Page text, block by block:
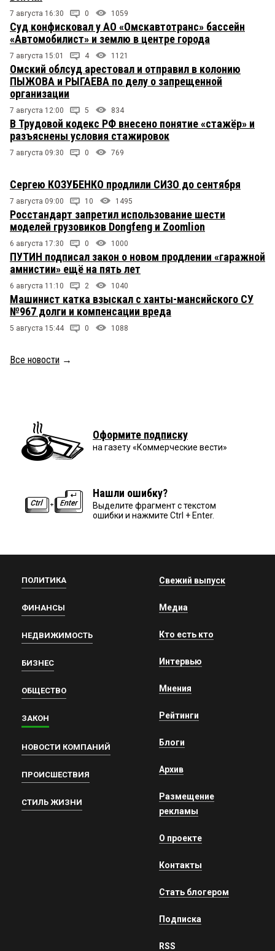
7 августа 16:30 0 1059
Суд конфисковал у АО «Омскавтотранс» бассейн
«Автомобилист» и землю в центре города
7 августа 15:01 4 1121
Омский облсуд арестовал и отправил в колонию
ПЫЖОВА и РЫГАЕВА по делу о запрещенной
организации
7 августа 12:00 5 834
В Трудовой кодекс РФ внесено понятие «стажёр» и
разъяснены условия стажировок
7 августа 09:30 0 769
Сергею КОЗУБЕНКО продлили СИЗО до сентября
7 августа 09:00 10 1495
Росстандарт запретил использование шести
моделей грузовиков Dongfeng и Zoomlion
6 августа 17:30 0 1000
ПУТИН подписал закон о новом продлении «гаражной
амнистии» ещё на пять лет
6 августа 11:10 2 1040
Машинист катка взыскал с ханты-мансийского СУ
№967 долги и компенсации вреда
5 августа 15:44 0 1088
Все новости →
Оформите подписку
на газету «Коммерческие вести»
Нашли ошибку?
Выделите фрагмент с текстом
ошибки и нажмите Ctrl + Enter.
ПОЛИТИКА
ФИНАНСЫ
НЕДВИЖИМОСТЬ
БИЗНЕС
ОБЩЕСТВО
ЗАКОН
НОВОСТИ КОМПАНИЙ
ПРОИСШЕСТВИЯ
СТИЛЬ ЖИЗНИ
Свежий выпуск
Медиа
Кто есть кто
Интервью
Мнения
Рейтинги
Блоги
Архив
Размещение
рекламы
О проекте
Контакты
Стать блогером
Подписка
RSS